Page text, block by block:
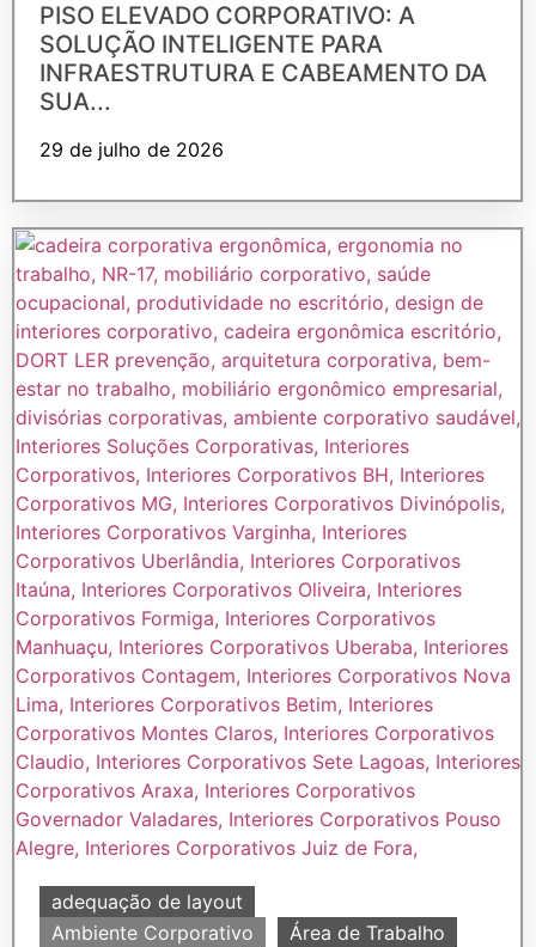
PISO ELEVADO CORPORATIVO: A
SOLUÇÃO INTELIGENTE PARA
INFRAESTRUTURA E CABEAMENTO DA
SUA...
29 de julho de 2026
adequação de layout
Ambiente Corporativo
Área de Trabalho